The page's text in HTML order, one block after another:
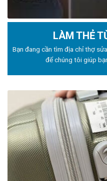
LÀM THẺ
Bạn đang cần tìm địa chỉ thợ
để chúng tôi giúp